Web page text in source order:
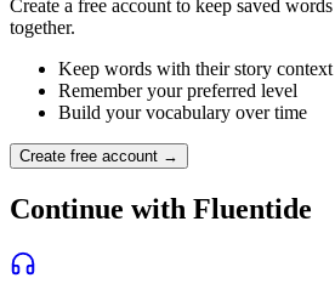
Create a free account to keep saved
together.
Keep words with their story context
Remember your preferred level
Build your vocabulary over time
Create free account →
Continue with Fluentide